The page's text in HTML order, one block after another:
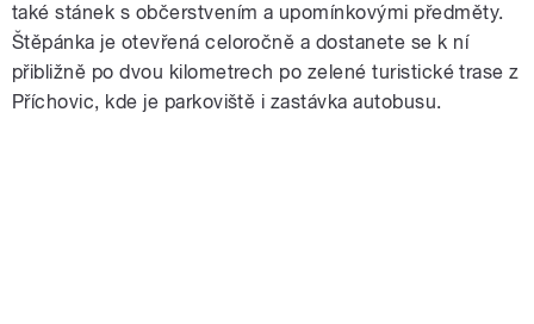
také stánek s občerstvením a upomínkovými předměty.
Štěpánka je otevřená celoročně a dostanete se k ní
přibližně po dvou kilometrech po zelené turistické trase z
Příchovic, kde je parkoviště i zastávka autobusu.